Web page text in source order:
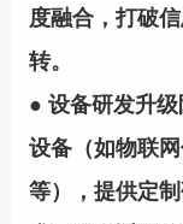
度融合，打破
转。
● 设备研发升
设备（如物联
等），提供定